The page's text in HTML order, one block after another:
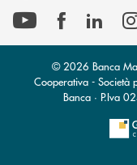
© 2026 Banca
Cooperativa - Società
Banca · P.Iva